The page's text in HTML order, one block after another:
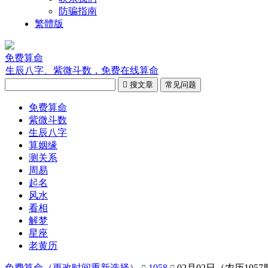
防骗指南
繁體版
免费算命
生辰八字、紫微斗数，免费在线算命
 搜文章 常见问题
免费算命
紫微斗数
生辰八字
算姻缘
测关系
周易
起名
风水
看相
解梦
星座
老黄历